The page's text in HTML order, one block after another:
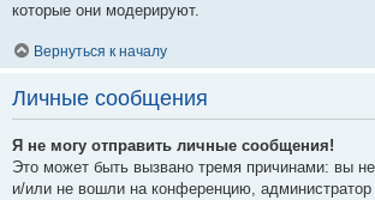
которые они модерируют.
Вернуться к началу
Личные сообщения
Я не могу отправить личные сообщения!
Это может быть вызвано тремя причинами: вы не
и/или не вошли на конференцию, администратор